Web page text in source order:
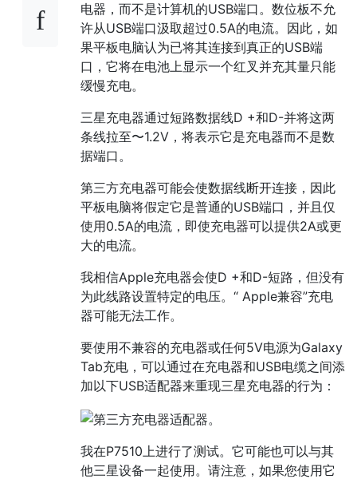
电器，而不是计算机的USB端口。数位板不允
许从USB端口汲取超过0.5A的电流。因此，如
果平板电脑认为已将其连接到真正的USB端
口，它将在电池上显示一个红叉并充其量只能
缓慢充电。
三星充电器通过短路数据线D +和D-并将这两
条线拉至〜1.2V，将表示它是充电器而不是数
据端口。
第三方充电器可能会使数据线断开连接，因此
平板电脑将假定它是普通的USB端口，并且仅
使用0.5A的电流，即使充电器可以提供2A或更
大的电流。
我相信Apple充电器会使D +和D-短路，但没有
为此线路设置特定的电压。“ Apple兼容”充电
器可能无法工作。
要使用不兼容的充电器或任何5V电源为Galaxy
Tab充电，可以通过在充电器和USB电缆之间添
加以下USB适配器来重现三星充电器的行为：
我在P7510上进行了测试。它可能也可以与其
他三星设备一起使用。请注意，如果您使用它